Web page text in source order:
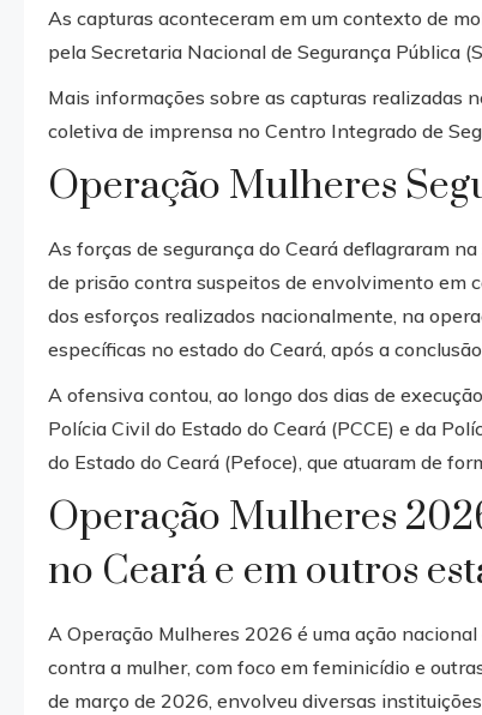
As capturas aconteceram em um contexto de
pela Secretaria Nacional de Segurança Pública
Mais informações sobre as capturas realizadas
coletiva de imprensa no Centro Integrado de
Operação Mulheres
As forças de segurança do Ceará deflagraram
de prisão contra suspeitos de envolvimento em
dos esforços realizados nacionalmente, na
específicas no estado do Ceará, após a
A ofensiva contou, ao longo dos dias de
Polícia Civil do Estado do Ceará (PCCE) e da
do Estado do Ceará (Pefoce), que atuaram de
Operação Mulheres
no Ceará e em outros
A Operação Mulheres 2026 é uma ação
contra a mulher, com foco em feminicídio e
de março de 2026, envolveu diversas